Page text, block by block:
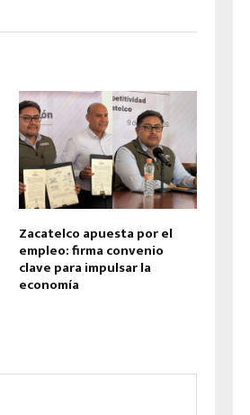
Zacatelco apuesta por el
empleo: firma convenio
clave para impulsar la
economía